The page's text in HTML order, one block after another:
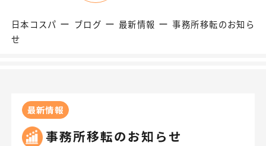
日本コスパ ー ブログ ー 最新情報 ー事務所移転のお知ら
せ
事務所移転のお知らせ
最新情報